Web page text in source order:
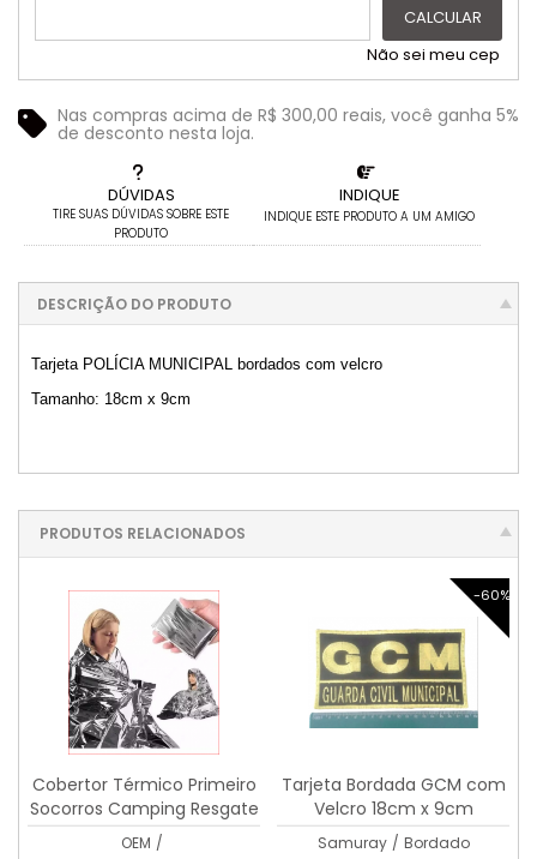
DÚVIDAS
TIRE SUAS DÚVIDAS SOBRE ESTE
PRODUTO
INDIQUE
INDIQUE ESTE PRODUTO A UM AMIGO
Nas compras acima de R$ 300,00 reais, você ganha 5%
de desconto nesta loja.
CALCULAR
Não sei meu cep
DESCRIÇÃO DO PRODUTO
Tarjeta POLÍCIA MUNICIPAL bordados com velcro
Tamanho: 18cm x 9cm
PRODUTOS RELACIONADOS
Cobertor Térmico Primeiro
Socorros Camping Resgate
OEM /
-60%
Tarjeta Bordada GCM com
Velcro 18cm x 9cm
Samuray / Bordado